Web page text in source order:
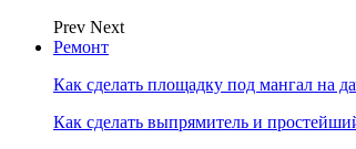
Prev Next
Ремонт
Как сделать площадку под мангал на
Как сделать выпрямитель и